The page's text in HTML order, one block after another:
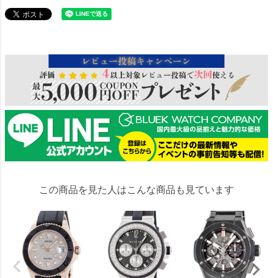
この商品を見た人はこんな商品も見ています